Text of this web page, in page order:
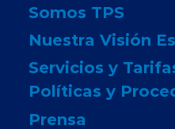
Somos TPS
Nuestra Visión
Servicios y
Políticas y
Prensa